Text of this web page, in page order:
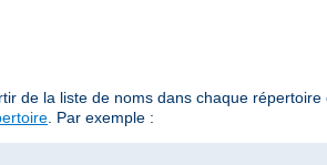
de la liste de noms dans chaque répertoire
. Par exemple :